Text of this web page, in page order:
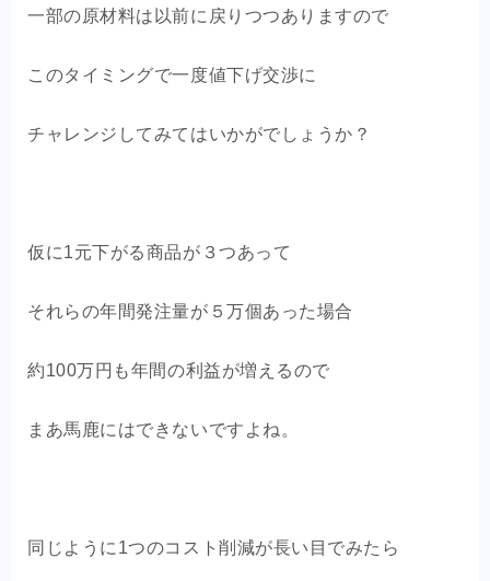
一部の原材料は以前に戻りつつありますので
このタイミングで一度値下げ交渉に
チャレンジしてみてはいかがでしょうか？
仮に1元下がる商品が３つあって
それらの年間発注量が５万個あった場合
約100万円も年間の利益が増えるので
まあ馬鹿にはできないですよね。
同じように1つのコスト削減が長い目でみたら